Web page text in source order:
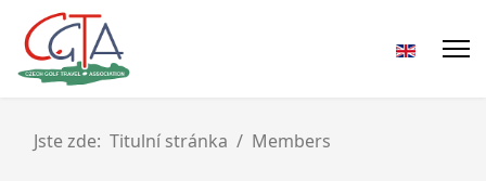
Jste zde: Titulní stránka Members